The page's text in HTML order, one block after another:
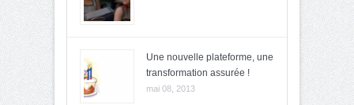
Une nouvelle plateforme, une
transformation assurée !
mai 08, 2013